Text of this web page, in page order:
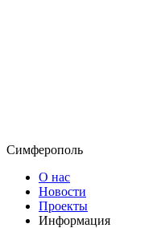
Симферополь
О нас
Новости
Проекты
Информация